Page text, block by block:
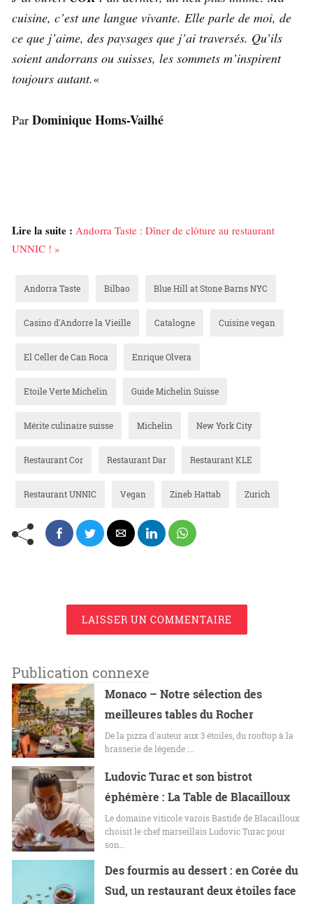
cuisine, c’est une langue vivante. Elle parle de moi, de
ce que j’aime, des paysages que j’ai traversés. Qu’ils
soient andorrans ou suisses, les sommets m’inspirent
toujours autant.«
Par Dominique Homs-Vailhé
Lire la suite : Andorra Taste : Dîner de clôture au restaurant
UNNIC ! »
Andorra Taste Bilbao Blue Hill at Stone Barns NYC
Casino d'Andorre la Vieille Catalogne Cuisine vegan
El Celler de Can Roca Enrique Olvera
Etoile Verte Michelin Guide Michelin Suisse
Mérite culinaire suisse Michelin New York City
Restaurant Cor Restaurant Dar Restaurant KLE
Restaurant UNNIC Vegan Zineb Hattab Zurich
LAISSER UN COMMENTAIRE
Publication connexe
Monaco – Notre sélection des
meilleures tables du Rocher
De la pizza d'auteur aux 3 étoiles, du rooftop à la
brasserie de légende :…
Ludovic Turac et son bistrot
éphémère : La Table de Blacailloux
Le domaine viticole varois Bastide de Blacailloux
choisit le chef marseillais Ludovic Turac pour
son…
Des fourmis au dessert : en Corée du
Sud, un restaurant deux étoiles face